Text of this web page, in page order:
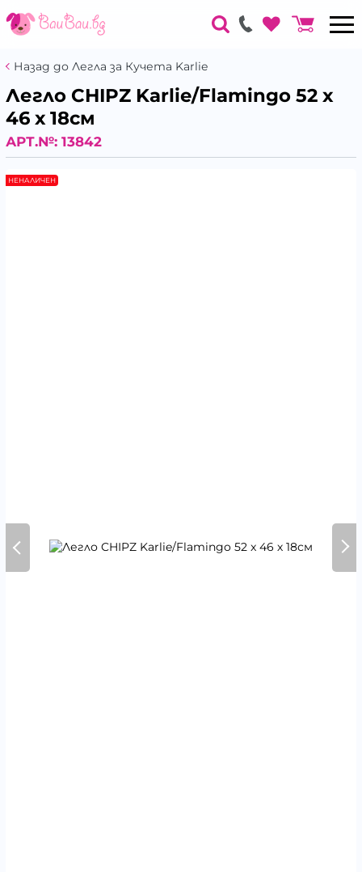
Назад до Легла за Кучета Karlie
Легло CHIPZ Karlie/Flamingo 52 x
46 х 18см
АРТ.№: 13842
НЕНАЛИЧЕН